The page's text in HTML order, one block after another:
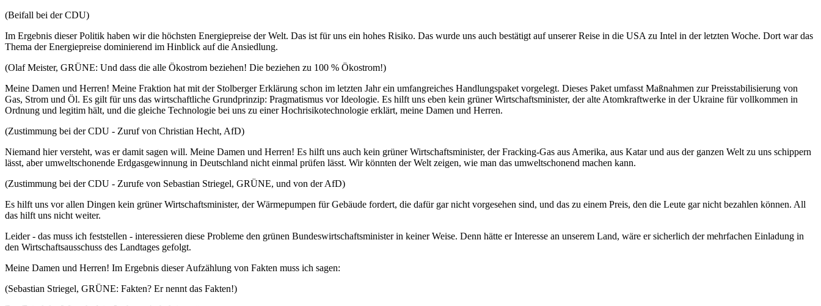
(Beifall bei der CDU)
Im Ergebnis dieser Politik haben wir die höchsten Energiepreise der Welt. Das ist für uns ein hohes Risiko. Das wurde uns auch bestätigt auf unserer Reise in die USA zu Intel in der letzten Woche. Dort war das
Thema der Energiepreise dominierend im Hinblick auf die Ansiedlung.
(Olaf Meister, GRÜNE: Und dass die alle Ökostrom beziehen! Die beziehen zu 100 % Ökostrom!)
Meine Damen und Herren! Meine Fraktion hat mit der Stolberger Erklärung schon im letzten Jahr ein umfangreiches Handlungspaket vorgelegt. Dieses Paket umfasst Maßnahmen zur Preisstabilisierung von
Gas, Strom und Öl. Es gilt für uns das wirtschaftliche Grundprinzip: Pragmatismus vor Ideologie. Es hilft uns eben kein grüner Wirtschaftsminister, der alte Atomkraftwerke in der Ukraine für vollkommen in
Ordnung und legitim hält, und die gleiche Technologie bei uns zu einer Hochrisikotechnologie erklärt, meine Damen und Herren.
(Zustimmung bei der CDU - Zuruf von Christian Hecht, AfD)
Niemand hier versteht, was er damit sagen will. Meine Damen und Herren! Es hilft uns auch kein grüner Wirtschaftsminister, der Fracking-Gas aus Amerika, aus Katar und aus der ganzen Welt zu uns schippern
lässt, aber umweltschonende Erdgasgewinnung in Deutschland nicht einmal prüfen lässt. Wir könnten der Welt zeigen, wie man das umweltschonend machen kann.
(Zustimmung bei der CDU - Zurufe von Sebastian Striegel, GRÜNE, und von der AfD)
Es hilft uns vor allen Dingen kein grüner Wirtschaftsminister, der Wärmepumpen für Gebäude fordert, die dafür gar nicht vorgesehen sind, und das zu einem Preis, den die Leute gar nicht bezahlen können. All
das hilft uns nicht weiter.
Leider - das muss ich feststellen - interessieren diese Probleme den grünen Bundeswirtschaftsminister in keiner Weise. Denn hätte er Interesse an unserem Land, wäre er sicherlich der mehrfachen Einladung in
den Wirtschaftsausschuss des Landtages gefolgt.
Meine Damen und Herren! Im Ergebnis dieser Aufzählung von Fakten muss ich sagen:
(Sebastian Striegel, GRÜNE: Fakten? Er nennt das Fakten!)